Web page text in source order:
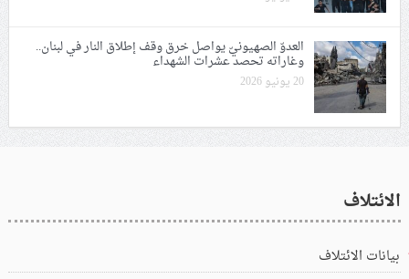
العدوّ الصهيونيّ يواصل خرق وقف إطلاق النار في لبنان..
وغاراته تحصد عشرات الشهداء
20 يونيو 2026
الائتلاف
بيانات الائتلاف